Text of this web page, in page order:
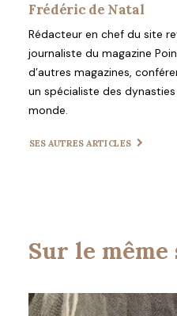
Frédéric de Natal
Rédacteur en chef du site
journaliste du magazine
d’autres magazines,
un spécialiste des
monde.
SES AUTRES ARTICLES
Sur le